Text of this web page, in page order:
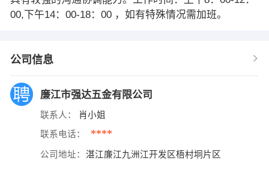
00,下午14：00-18：00 ，如有特殊情况需加班。
公司信息
廉江市强达五金有限公司
联系人： 肖小姐
联系电话： ****
公司地址： 湛江廉江九洲江开发区梧村垌片区